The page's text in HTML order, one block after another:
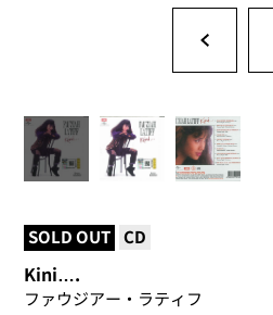
SOLD OUT CD
Kini….
ファウジアー・ラティフ